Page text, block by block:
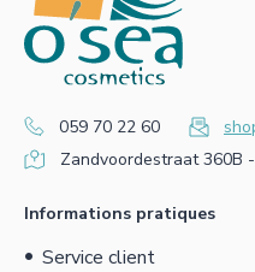
059 70 22 60
Zandvoordestraat 360B
Informations pratiques
Service client